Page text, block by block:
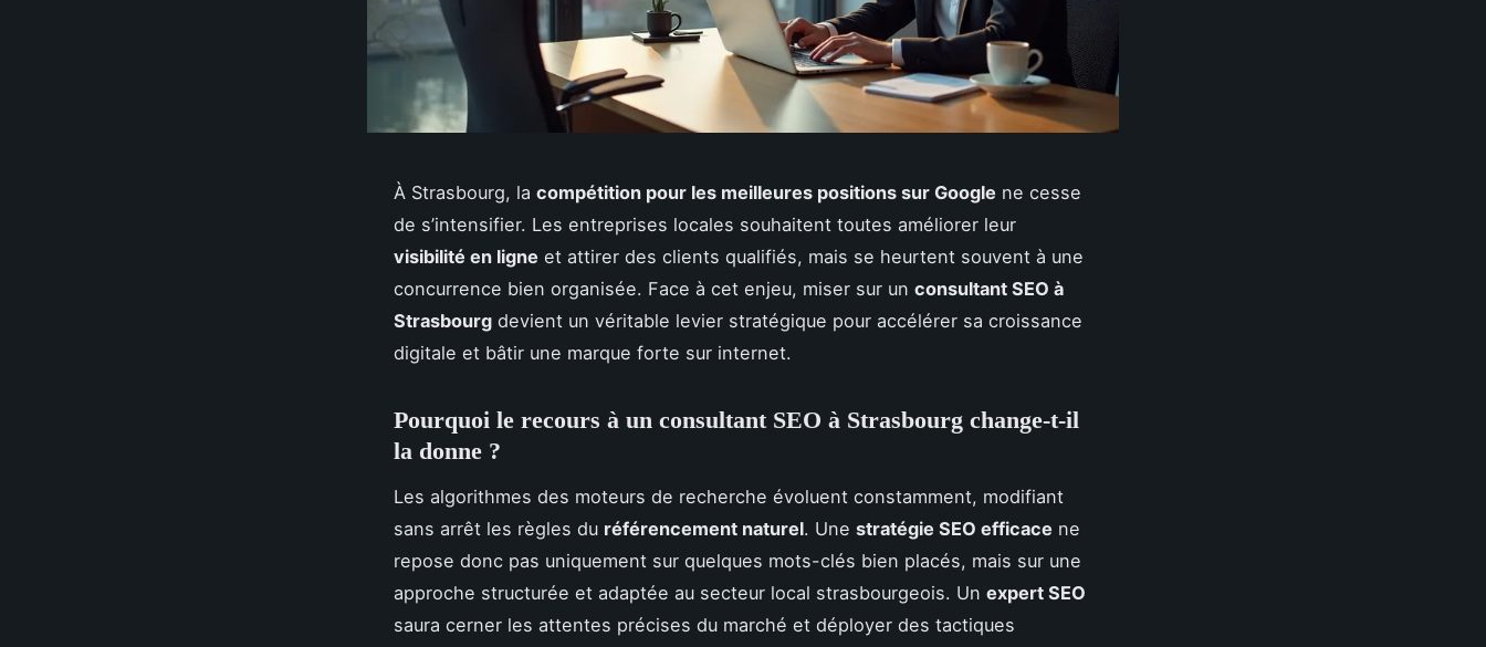
À Strasbourg, la compétition pour les meilleures positions sur Google ne cesse
de s’intensifier. Les entreprises locales souhaitent toutes améliorer leur
visibilité en ligne et attirer des clients qualifiés, mais se heurtent souvent à une
concurrence bien organisée. Face à cet enjeu, miser sur un consultant SEO à
Strasbourg devient un véritable levier stratégique pour accélérer sa croissance
digitale et bâtir une marque forte sur internet.
Pourquoi le recours à un consultant SEO à Strasbourg change-t-il
la donne ?
Les algorithmes des moteurs de recherche évoluent constamment, modifiant
sans arrêt les règles du référencement naturel. Une stratégie SEO efficace ne
repose donc pas uniquement sur quelques mots-clés bien placés, mais sur une
approche structurée et adaptée au secteur local strasbourgeois. Un expert SEO
saura cerner les attentes précises du marché et déployer des tactiques